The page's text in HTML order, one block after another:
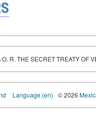
R. THE SECRET TREATY OF
Language (en) © 2026